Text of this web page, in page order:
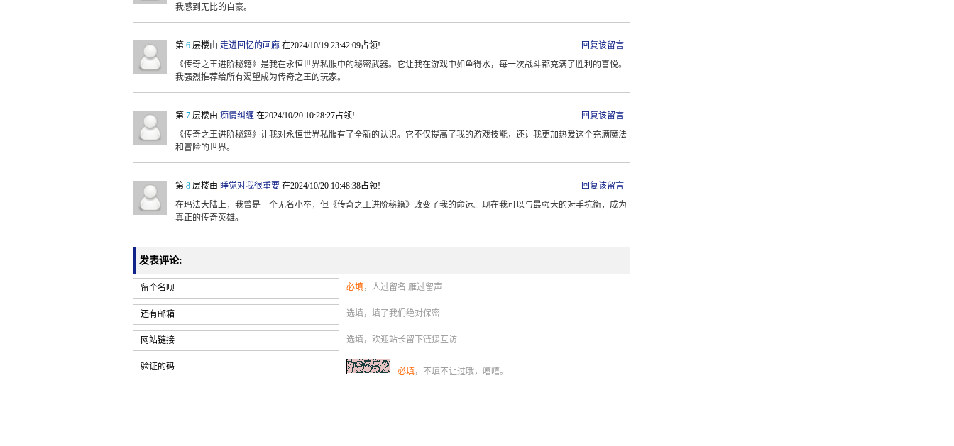
我感到无比的自豪。
回复该留言
第 6 层楼由 走进回忆的画廊 在2024/10/19 23:42:09占领!
《传奇之王进阶秘籍》是我在永恒世界私服中的秘密武器。它让我在游戏中如鱼得水，每一次战斗都充满了胜利的喜悦。
我强烈推荐给所有渴望成为传奇之王的玩家。
回复该留言
第 7 层楼由 痴情纠缠 在2024/10/20 10:28:27占领!
《传奇之王进阶秘籍》让我对永恒世界私服有了全新的认识。它不仅提高了我的游戏技能，还让我更加热爱这个充满魔法
和冒险的世界。
回复该留言
第 8 层楼由 睡觉对我很重要 在2024/10/20 10:48:38占领!
在玛法大陆上，我曾是一个无名小卒，但《传奇之王进阶秘籍》改变了我的命运。现在我可以与最强大的对手抗衡，成为
真正的传奇英雄。
发表评论:
留个名呗 必填，人过留名 雁过留声
还有邮箱 选填，填了我们绝对保密
网站链接 选填，欢迎站长留下链接互访
验证的码 必填，不填不让过哦，嘻嘻。